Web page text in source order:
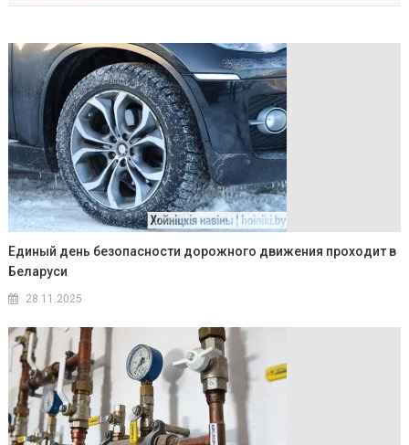
Единый день безопасности дорожного движения проходит в
Беларуси
28.11.2025